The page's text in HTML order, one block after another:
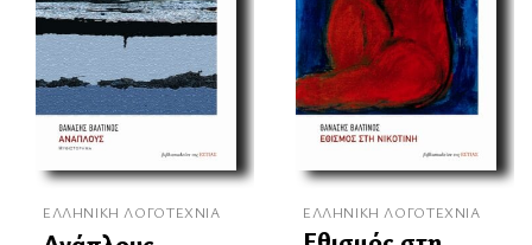
ΕΛΛΗΝΙΚΉ ΛΟΓΟΤΕΧΝΊΑ ΕΛΛΗΝΙΚΉ ΛΟΓΟΤΕΧΝΊΑ